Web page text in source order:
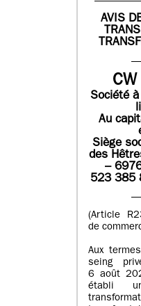
AVIS
CW
Société
Au
Siège
des
–
523 385
(Article
de
Aux
seing
6 août
établi